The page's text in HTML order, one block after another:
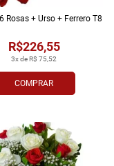
COMPRAR
3x de R$ 75,52
R$226,55
Rosas + Urso + Ferrero T8